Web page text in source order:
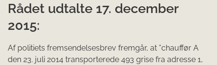
Rådet udtalte 17. december
2015:
Af politiets fremsendelsesbrev fremgår, at ”chauffør A
den 23. juli 2014 transporterede 493 grise fra adresse 1,